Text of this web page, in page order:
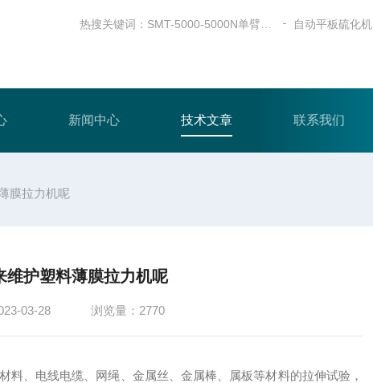
热搜关键词： 自动平板硫化机
新闻中心 技术文章 联系我们
膜拉力机呢
维护塑料薄膜拉力机呢
03-28 浏览量：2770
料、电线电缆、网绳、金属丝、金属棒、属板等材料的拉伸试验，